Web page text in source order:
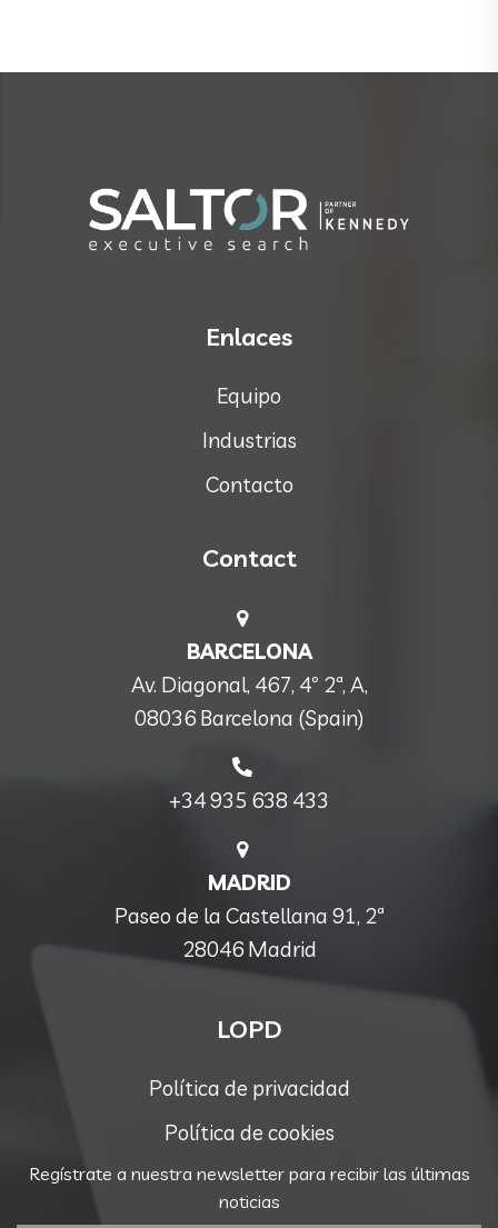
Enlaces
Equipo
Industrias
Contacto
Contact
BARCELONA
Av. Diagonal, 467, 4º 2ª, A,
08036 Barcelona (Spain)
+34 935 638 433
MADRID
Paseo de la Castellana 91, 2ª
28046 Madrid
LOPD
Política de privacidad
Política de cookies
Regístrate a nuestra newsletter para recibir las últimas
noticias